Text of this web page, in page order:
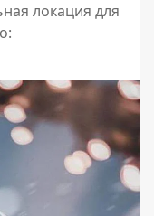
локация для